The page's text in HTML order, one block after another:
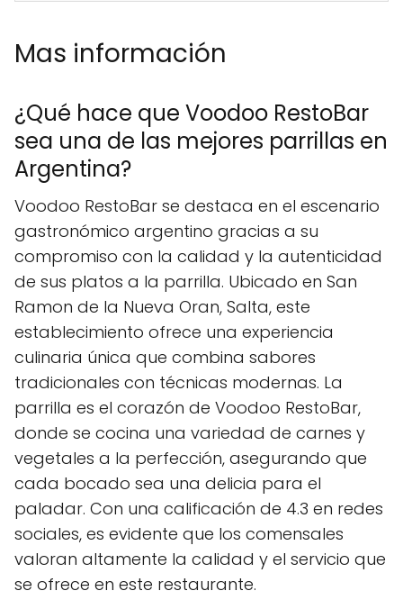
Mas información
¿Qué hace que Voodoo RestoBar
sea una de las mejores parrillas en
Argentina?
Voodoo RestoBar se destaca en el escenario
gastronómico argentino gracias a su
compromiso con la calidad y la autenticidad
de sus platos a la parrilla. Ubicado en San
Ramon de la Nueva Oran, Salta, este
establecimiento ofrece una experiencia
culinaria única que combina sabores
tradicionales con técnicas modernas. La
parrilla es el corazón de Voodoo RestoBar,
donde se cocina una variedad de carnes y
vegetales a la perfección, asegurando que
cada bocado sea una delicia para el
paladar. Con una calificación de 4.3 en redes
sociales, es evidente que los comensales
valoran altamente la calidad y el servicio que
se ofrece en este restaurante.